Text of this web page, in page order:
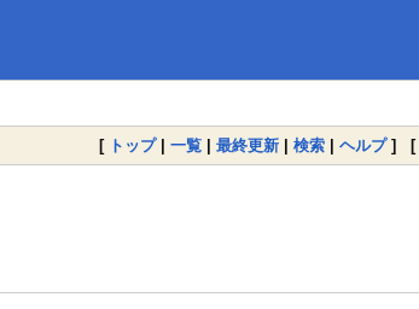
[ トップ| 一覧 | 最終更新 | 検索 | ヘルプ] [